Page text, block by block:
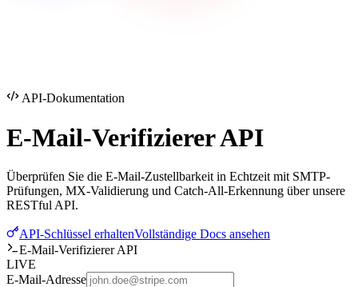
API-Dokumentation
E-Mail-VerifiziererAPI
Überprüfen Sie die E-Mail-Zustellbarkeit in Echtzeit mit SMTP-
Prüfungen, MX-Validierung und Catch-All-Erkennung über unsere
RESTful API.
API-Schlüssel erhaltenVollständige Docs ansehen
E-Mail-Verifizierer API
LIVE
E-Mail-Adresse